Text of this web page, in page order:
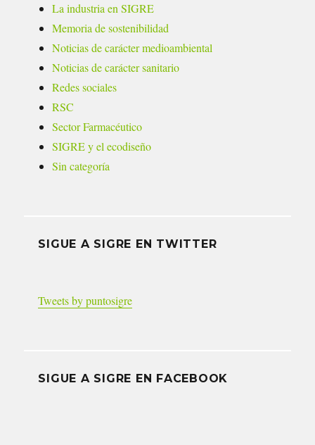
La industria en SIGRE
Memoria de sostenibilidad
Noticias de carácter medioambiental
Noticias de carácter sanitario
Redes sociales
RSC
Sector Farmacéutico
SIGRE y el ecodiseño
Sin categoría
SIGUE A SIGRE EN TWITTER
Tweets by puntosigre
SIGUE A SIGRE EN FACEBOOK